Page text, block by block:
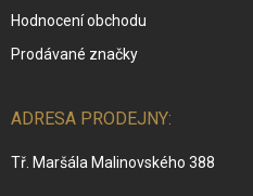
Hodnocení obchodu
Prodávané značky
ADRESA PRODEJNY:
Tř. Maršála Malinovského 388